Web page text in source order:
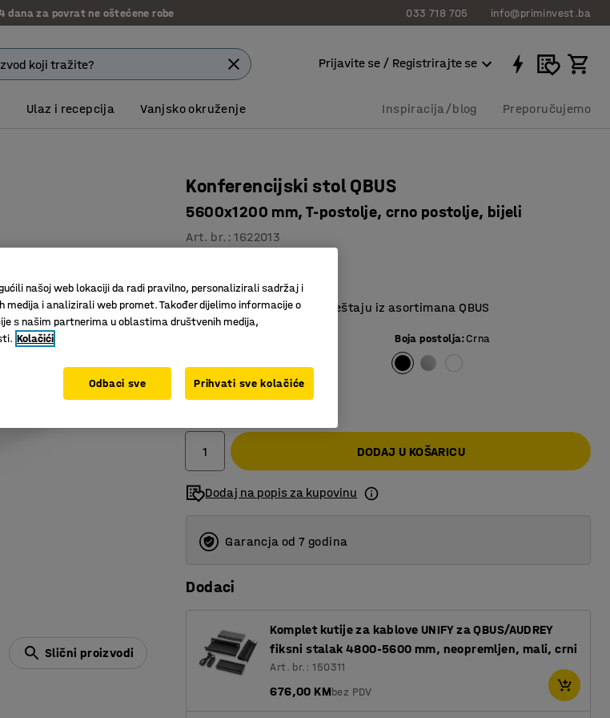
dana za povrat ne oštećene robe 033 718 705 info@priminvest.ba
Prijavite se / Registrirajte se
Ulaz i recepcija Vanjsko okruženje Inspiracija/blog Preporučujemo
Slični proizvodi
Konferencijski stol QBUS
5600x1200 mm, T-postolje, crno postolje, bijeli
Art. br. :1622013
U nekoliko dužina
Odgovara ostalom namještaju iz asortimana QBUS
Boja postolja:Crna
3.702,00 KM
DODAJ U KOŠARICU
Dodaj na popis za kupovinu
Garancja od 7 godina
Dodaci
Komplet kutije za kablove UNIFY za QBUS/AUDREY
fiksni stalak 4800-5600 mm, neopremljen, mali, crni
Art. br.: 150311
676,00 KMbez PDV
našoj web lokaciji da radi pravilno, personalizirali sadržaj i
medija i analizirali web promet. Također dijelimo informacije o
s našim partnerima u oblastima društvenih medija,
Kolačići
Odbaci sve Prihvati sve kolačiće